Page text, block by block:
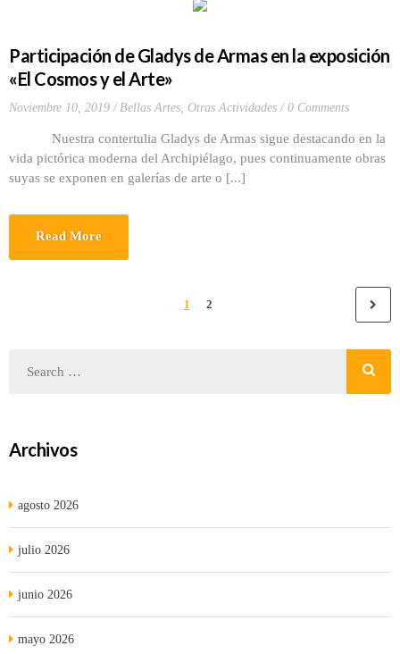
Participación de Gladys de Armas en la exposición
«El Cosmos y el Arte»
Noviembre 10, 2019 Bellas Artes, Otras Actividades 0 Comments
Nuestra contertulia Gladys de Armas sigue destacando en la
vida pictórica moderna del Archipiélago, pues continuamente obras
suyas se exponen en galerías de arte o [...]
Read More
1 2
Archivos
agosto 2026
julio 2026
junio 2026
mayo 2026